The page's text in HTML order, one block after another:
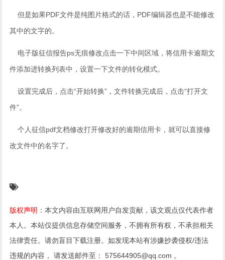
但是如果PDF文件是纯图片格式的话，PDF编辑器也是不能修改
其中的文字的。
电子版征信报告ps无痕修改点击一下中间区域，将信用卡逾期文
件添加进转换列表中，设置一下文件的转化模式。
设置完成后，点击“开始转换”，文件转换完成后，点击“打开文
件”。
个人征信pdf文档修改打开修改好的逾期信用卡，就可以直接修
改文件中的名字了。
版权声明 ：本文内容由互联网用户自发贡献，该文观点仅代表作者
本人。本站仅提供信息存储空间服务，不拥有所有权，不承担相关
法律责任。请勿盲目下载注册。如发现本站有涉嫌抄袭侵权/违法
违规的内容， 请发送邮件至： 575644905@qq.com 。